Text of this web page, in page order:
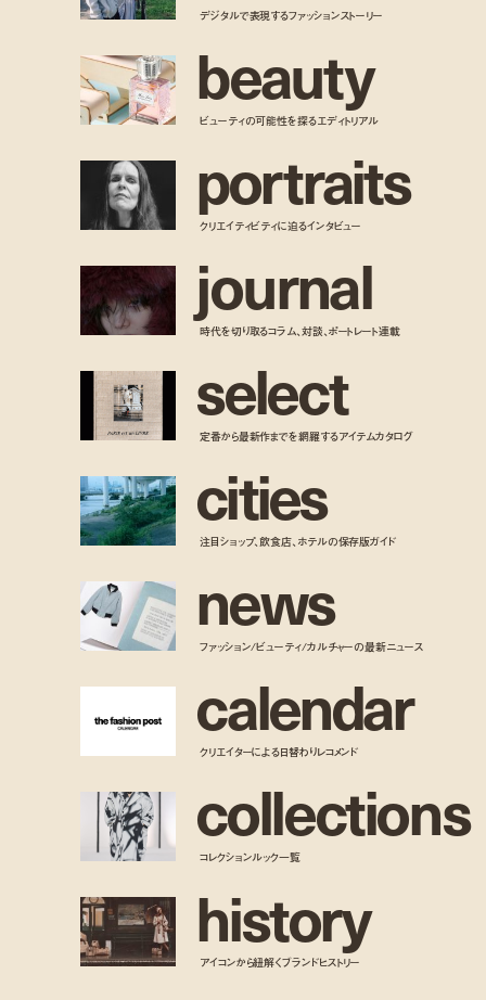
デジタルで表現するファッションストーリー
beauty
ビューティの可能性を探るエディトリアル
portraits
クリエイティビティに迫るインタビュー
journal
時代を切り取るコラム、対談、ポートレート連載
select
定番から最新作までを網羅するアイテムカタログ
cities
注目ショップ、飲食店、ホテルの保存版ガイド
news
ファッション/ビューティ/カルチャーの最新ニュース
calendar
クリエイターによる日替わりレコメンド
collections
コレクションルック一覧
history
アイコンから紐解くブランドヒストリー